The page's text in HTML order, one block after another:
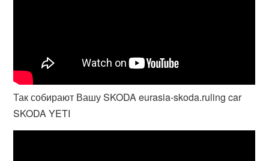
Так собирают Вашу SKODA eurasia-skoda.ruling car
SKODA YETI